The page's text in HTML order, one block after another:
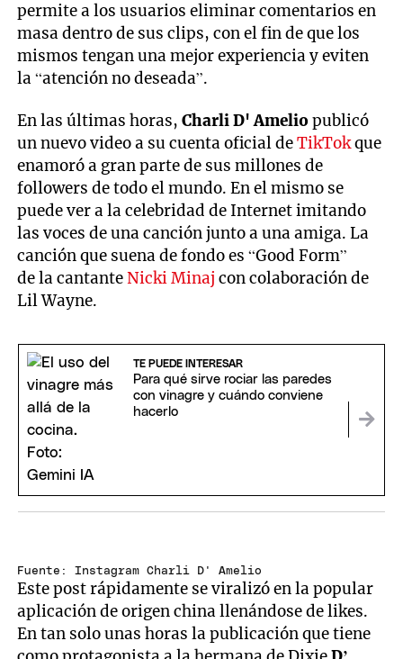
permite a los usuarios eliminar comentarios en
masa dentro de sus clips, con el fin de que los
mismos tengan una mejor experiencia y eviten
la “atención no deseada”.
En las últimas horas,Charli D' Ameliopublicó
un nuevo video a su cuenta oficial deTikTokque
enamoró a gran parte de sus millones de
followers de todo el mundo. En el mismo se
puede ver a la celebridad de Internet imitando
las voces de una canción junto a una amiga. La
canción que suena de fondo es “Good Form”
de la cantanteNicki Minaj con colaboración de
Lil Wayne.
TE PUEDE INTERESAR
Para qué sirve rociar las paredes
con vinagre y cuándo conviene
hacerlo
Fuente: Instagram Charli D' Amelio
Este post rápidamente se viralizó en la popular
aplicación de origen china llenándose de likes.
En tan solo unas horas la publicación que tiene